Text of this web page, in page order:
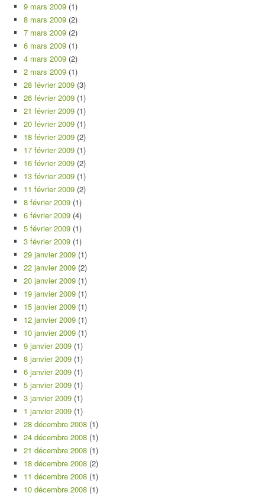
9 mars 2009 (1)
8 mars 2009 (2)
7 mars 2009 (2)
6 mars 2009 (1)
4 mars 2009 (2)
2 mars 2009 (1)
28 février 2009 (3)
26 février 2009 (1)
21 février 2009 (1)
20 février 2009 (1)
18 février 2009 (2)
17 février 2009 (1)
16 février 2009 (2)
13 février 2009 (1)
11 février 2009 (2)
8 février 2009 (1)
6 février 2009 (4)
5 février 2009 (1)
3 février 2009 (1)
29 janvier 2009 (1)
22 janvier 2009 (2)
20 janvier 2009 (1)
19 janvier 2009 (1)
15 janvier 2009 (1)
12 janvier 2009 (1)
10 janvier 2009 (1)
9 janvier 2009 (1)
8 janvier 2009 (1)
6 janvier 2009 (1)
5 janvier 2009 (1)
3 janvier 2009 (1)
1 janvier 2009 (1)
28 décembre 2008 (1)
24 décembre 2008 (1)
21 décembre 2008 (1)
18 décembre 2008 (2)
11 décembre 2008 (1)
10 décembre 2008 (1)